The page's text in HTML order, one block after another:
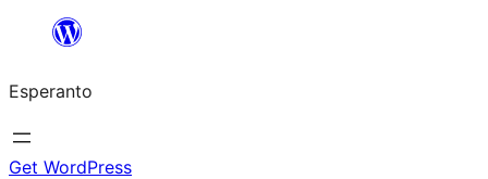
al
la
enhavo
Esperanto
Get WordPress